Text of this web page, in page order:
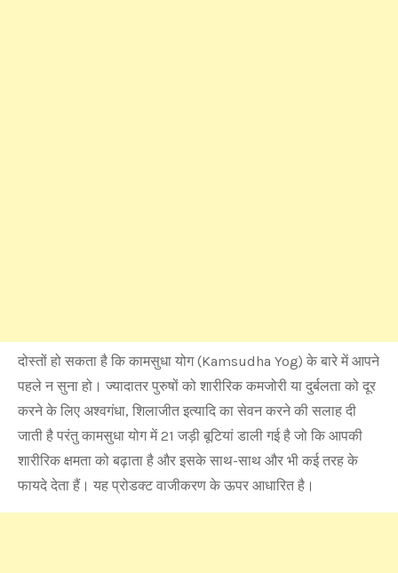
दोस्तों हो सकता है कि कामसुधा योग (Kamsudha Yog) के बारे में आपने
पहले न सुना हो। ज्यादातर पुरुषों को शारीरिक कमजोरी या दुर्बलता को दूर
करने के लिए अश्वगंधा, शिलाजीत इत्यादि का सेवन करने की सलाह दी
जाती है परंतु कामसुधा योग में 21 जड़ी बूटियां डाली गई है जो कि आपकी
शारीरिक क्षमता को बढ़ाता है और इसके साथ-साथ और भी कई तरह के
फायदे देता हैं। यह प्रोडक्ट वाजीकरण के ऊपर आधारित है।